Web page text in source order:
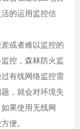
的运用监控信
或者难以监控的
控，森林防火监
有线网络监控需
，就会对环境失
果使用无线网
便。